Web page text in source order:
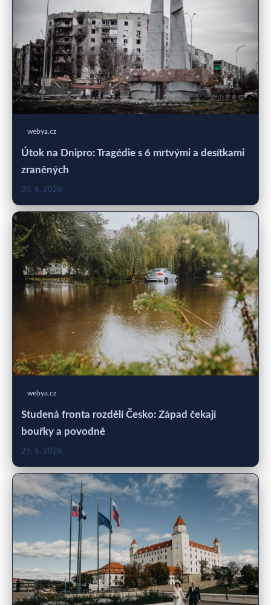
webya.cz
Útok na Dnipro: Tragédie s 6 mrtvými a desítkami
zraněných
30. 6. 2026
webya.cz
Studená fronta rozdělí Česko: Západ čekají
bouřky a povodně
29. 6. 2026